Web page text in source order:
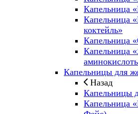
Капельница
Капельница
коктейль»
Капельница
Капельница
Капельницы для
Назад
Капельницы
Капельница